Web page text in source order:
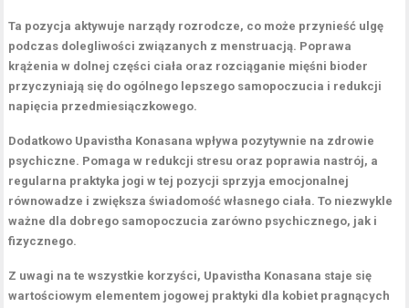
Ta pozycja aktywuje narządy rozrodcze, co może przynieść ulgę
podczas dolegliwości związanych z menstruacją. Poprawa
krążenia w dolnej części ciała oraz rozciąganie mięśni bioder
przyczyniają się do ogólnego lepszego samopoczucia i redukcji
napięcia przedmiesiączkowego.
Dodatkowo Upavistha Konasana wpływa pozytywnie na zdrowie
psychiczne. Pomaga w redukcji stresu oraz poprawia nastrój, a
regularna praktyka jogi w tej pozycji sprzyja emocjonalnej
równowadze i zwiększa świadomość własnego ciała.To niezwykle
ważne dla dobrego samopoczucia zarówno psychicznego, jak i
fizycznego.
Z uwagi na te wszystkie korzyści, Upavistha Konasana staje się
wartościowym elementem jogowej praktyki dla kobiet pragnących